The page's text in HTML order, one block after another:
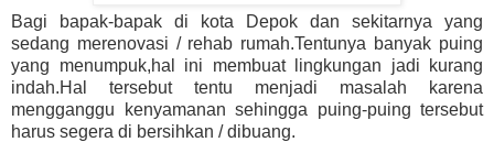
Bagi bapak-bapak di kota Depok dan sekitarnya yang
sedang merenovasi / rehab rumah.Tentunya banyak puing
yang menumpuk,hal ini membuat lingkungan jadi kurang
indah.Hal tersebut tentu menjadi masalah karena
mengganggu kenyamanan sehingga puing-puing tersebut
harus segera di bersihkan / dibuang.